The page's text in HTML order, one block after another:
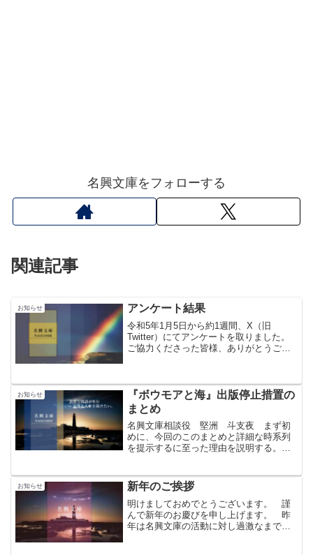
名興文庫をフォローする
関連記事
お知らせ アンケート結果
令和5年1月5日から約1週間、X（旧
Twitter）にてアンケートを取りました。
ご協力くださった皆様、ありがとうござ
お知らせ
『ボウモアと海』出版停止措置の
まとめ
名興文庫相談役 堅洲 斗支夜 まず初
めに、今回のこのまとめと詳細な時系列
を提示するに至った理由を説明する。当
はより慎重に扱う必要があるのは当然の
事であった。 当文庫にと...
お知らせ 新年のご挨拶
明けましておめでとうございます。 謹
んで新年のお慶びを申し上げます。 昨
年は名興文庫の活動に対し過激なまでの